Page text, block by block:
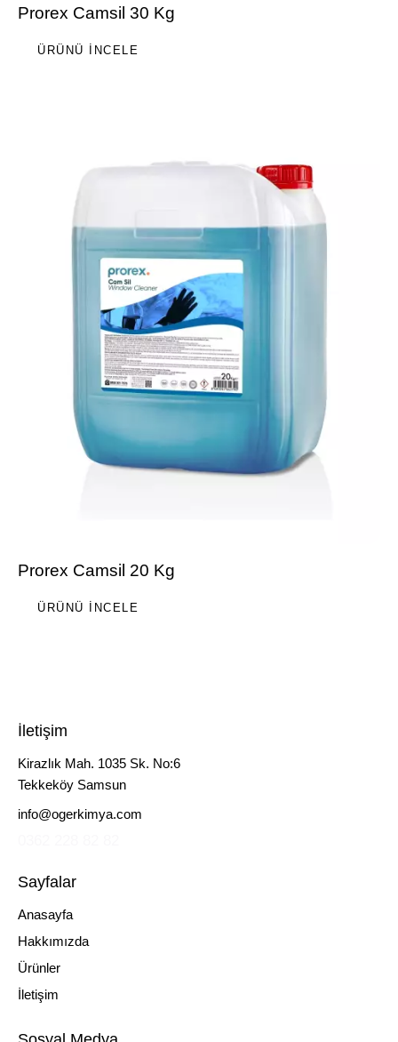
Prorex Camsil 30 Kg
ÜRÜNÜ İNCELE
Prorex Camsil 20 Kg
ÜRÜNÜ İNCELE
İletişim
Kirazlık Mah. 1035 Sk. No:6
Tekkeköy Samsun
info@ogerkimya.com
Sayfalar
Anasayfa
Hakkımızda
Ürünler
İletişim